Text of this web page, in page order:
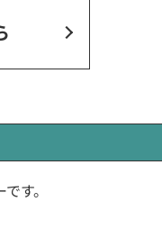
す。